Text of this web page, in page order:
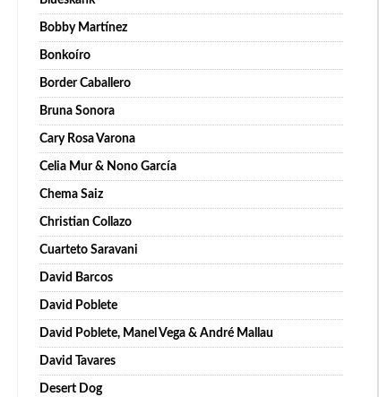
Bobby Martínez
Bonkoíro
Border Caballero
Bruna Sonora
Cary Rosa Varona
Celia Mur & Nono García
Chema Saiz
Christian Collazo
Cuarteto Saravani
David Barcos
David Poblete
David Poblete, Manel Vega & André Mallau
David Tavares
Desert Dog